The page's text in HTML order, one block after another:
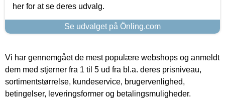
her for at se deres udvalg.
Se udvalget på Önling.com
Vi har gennemgået de mest populære webshops og anmeldt
dem med stjerner fra 1 til 5 ud fra bl.a. deres prisniveau,
sortimentstørrelse, kundeservice, brugervenlighed,
betingelser, leveringsformer og betalingsmuligheder.